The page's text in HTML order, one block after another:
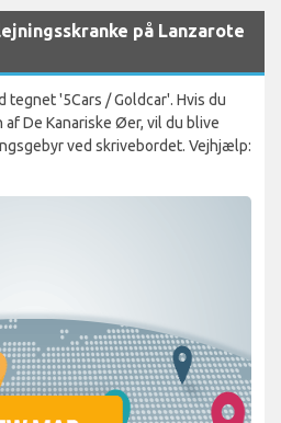
på Lanzarote
'5Cars / Goldcar'. Hvis du
De Kanariske Øer, vil du blive
ved skrivebordet. Vejhjælp: